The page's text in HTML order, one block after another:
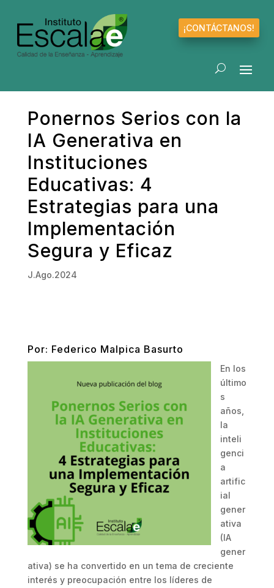
¡CONTÁCTANOS!
Ponernos Serios con la
IA Generativa en
Instituciones
Educativas: 4
Estrategias para una
Implementación
Segura y Eficaz
J.Ago.2024
Por: Federico Malpica Basurto
En los
último
s
años,
la
inteli
genci
a
artific
ial
gener
ativa
(IA
gener
ativa) se ha convertido en un tema de creciente
interés y preocupación entre los líderes de